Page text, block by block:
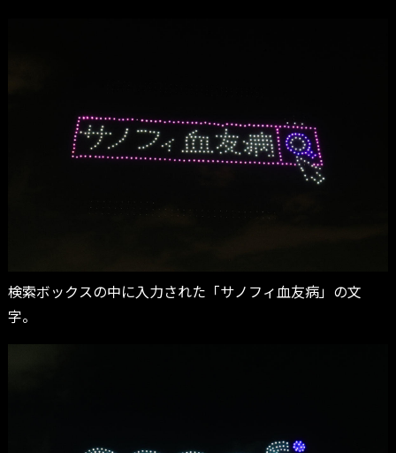
検索ボックスの中に入力された「サノフィ血友病」の文
字。